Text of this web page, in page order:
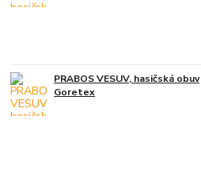
PRABOS VESUV, hasičská obuv
Goretex